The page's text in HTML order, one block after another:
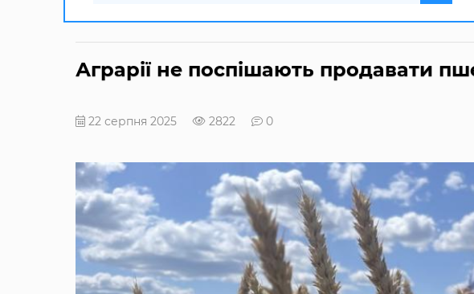
Аграрії не поспішають продавати
22 серпня 2025 2822 0